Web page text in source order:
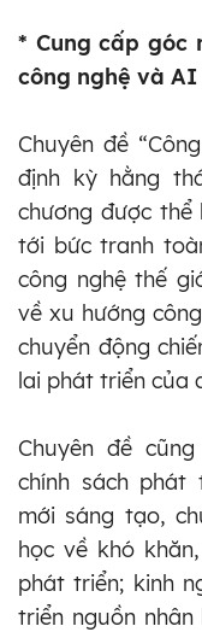
* Cung cấp góc
công nghệ và AI
Chuyên đề
định kỳ hằng
chương được
tới bức tranh
công nghệ thế
về xu hướng
chuyển động
lai phát triển của
Chuyên đề
chính sách phát
mới sáng tạo,
học về khó
phát triển; kinh
triển nguồn